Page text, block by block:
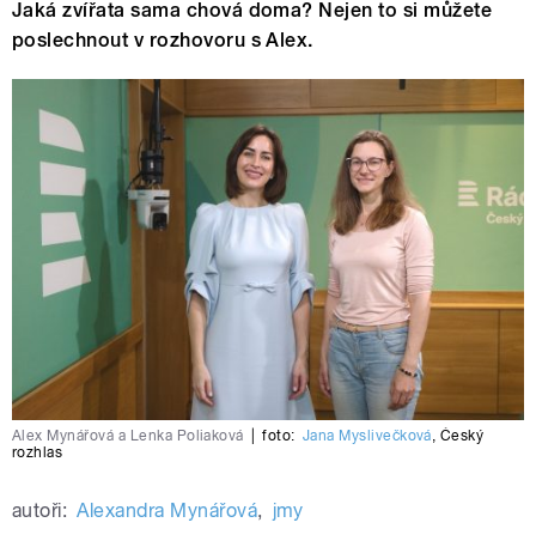
Jaká zvířata sama chová doma? Nejen to si můžete
poslechnout v rozhovoru s Alex.
Alex Mynářová a Lenka Poliaková foto: Jana Myslivečková, Český
rozhlas
autoři: Alexandra Mynářová, jmy